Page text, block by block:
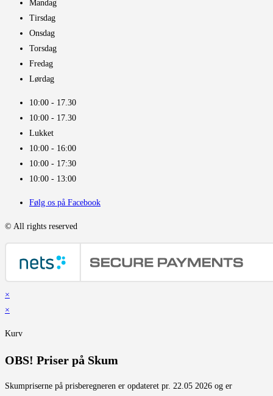
Mandag
Tirsdag
Onsdag
Torsdag
Fredag
Lørdag
10:00 - 17.30​
10:00 - 17.30​
Lukket
10:00 - 16:00​
10:00 - 17:30
10:00 - 13:00
Følg os på Facebook
© All rights reserved
×
×
Kurv
OBS! Priser på Skum
Skumpriserne på prisberegneren er opdateret pr. 22.05 2026 og er